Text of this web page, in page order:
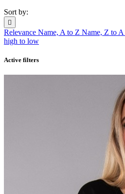
Sort by:

Relevance Name, A to Z Name, Z to A
high to low
Active filters